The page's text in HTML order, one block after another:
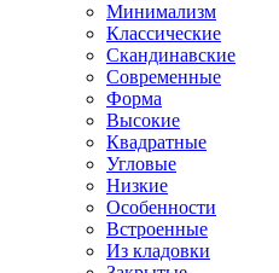
Минимализм
Классические
Скандинавские
Современные
Форма
Высокие
Квадратные
Угловые
Низкие
Особенности
Встроенные
Из кладовки